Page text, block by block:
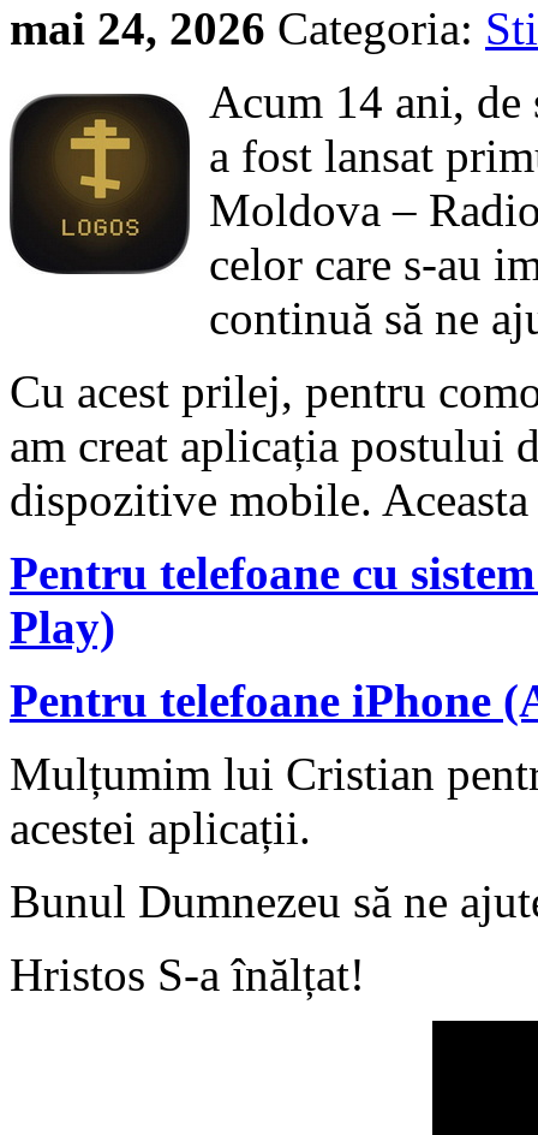
mai 24, 2026 Categoria:
Acum 14 ani, de
a fost lansat
Moldova –
celor care s-au
continuă să ne
Cu acest prilej, pentru
am creat aplicația postului
dispozitive mobile.
Pentru telefoane cu
Play)
Pentru telefoane iPhone
Mulțumim lui Cristian
acestei aplicații.
Bunul Dumnezeu să ne
Hristos S-a înălțat!